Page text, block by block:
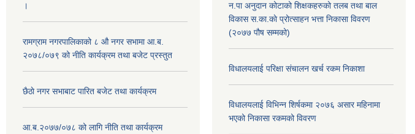
।
‍रामग्राम नगरपालिकाको ८ औ नगर सभामा आ‍.ब.
२०७८/०७९ को नीति कार्यक्रम तथा बजेट प्रस्तुत
छै‌ठाे नगर सभाबाट पारित बजेट तथा कार्यक्रम
आ.ब.२०७७/०७८ को लागि नीति तथा कार्यक्रम
न.पा अनुदान कोटाको शिक्षकहरुको तलब तथा बाल
विकास स.का.काे प्रोत्साहन भत्ता निकासा विवरण
(२०७७ पौष सम्मको)
विधालयलाई परिक्षा स‌ंचालन खर्च रकम निकाशा
विधालयलाई विभिन्न शिर्षकमा २०७६ असार महिनामा
भएको निकासा रकमको विवरण